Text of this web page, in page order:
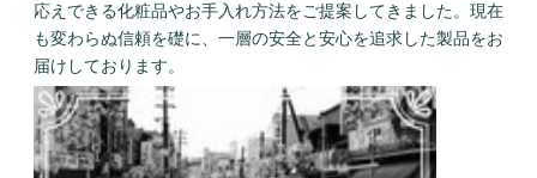
応えできる化粧品やお手入れ方法をご提案してきました。現在
も変わらぬ信頼を礎に、一層の安全と安心を追求した製品をお
届けしております。